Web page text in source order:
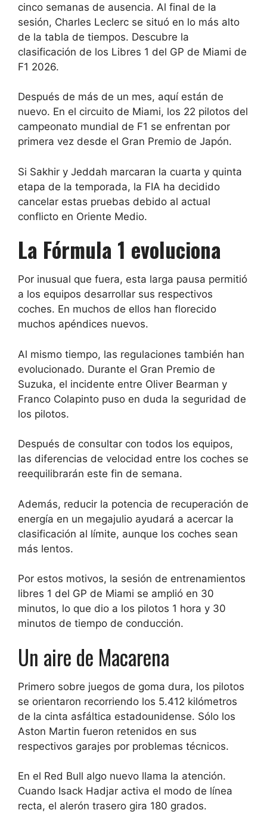
cinco semanas de ausencia. Al final de la
sesión, Charles Leclerc se situó en lo más alto
de la tabla de tiempos. Descubre la
clasificación de los Libres 1 del GP de Miami de
F1 2026.
Después de más de un mes, aquí están de
nuevo. En el circuito de Miami, los 22 pilotos del
campeonato mundial de F1 se enfrentan por
primera vez desde el Gran Premio de Japón.
Si Sakhir y Jeddah marcaran la cuarta y quinta
etapa de la temporada, la FIA ha decidido
cancelar estas pruebas debido al actual
conflicto en Oriente Medio.
La Fórmula 1 evoluciona
Por inusual que fuera, esta larga pausa permitió
a los equipos desarrollar sus respectivos
coches. En muchos de ellos han florecido
muchos apéndices nuevos.
Al mismo tiempo, las regulaciones también han
evolucionado. Durante el Gran Premio de
Suzuka, el incidente entre Oliver Bearman y
Franco Colapinto puso en duda la seguridad de
los pilotos.
Después de consultar con todos los equipos,
las diferencias de velocidad entre los coches se
reequilibrarán este fin de semana.
Además, reducir la potencia de recuperación de
energía en un megajulio ayudará a acercar la
clasificación al límite, aunque los coches sean
más lentos.
Por estos motivos, la sesión de entrenamientos
libres 1 del GP de Miami se amplió en 30
minutos, lo que dio a los pilotos 1 hora y 30
minutos de tiempo de conducción.
Un aire de Macarena
Primero sobre juegos de goma dura, los pilotos
se orientaron recorriendo los 5.412 kilómetros
de la cinta asfáltica estadounidense. Sólo los
Aston Martin fueron retenidos en sus
respectivos garajes por problemas técnicos.
En el Red Bull algo nuevo llama la atención.
Cuando Isack Hadjar activa el modo de línea
recta, el alerón trasero gira 180 grados.